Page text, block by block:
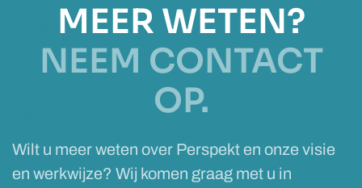
MEER WETEN?
NEEM CONTACT
OP.
Wilt u meer weten over Perspekt en onze visie
en werkwijze? Wij komen graag met u in